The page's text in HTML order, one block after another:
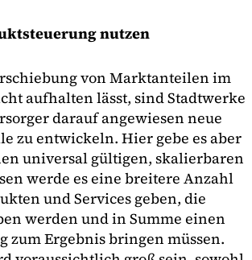
nutzen
von Marktanteilen im
aufhalten lässt, sind Stadtwerke
darauf angewiesen neue
zu entwickeln. Hier gebe es aber
universal gültigen, skalierbaren
werde es eine breitere Anzahl
und Services geben, die
werden und in Summe einen
zum Ergebnis bringen müssen.